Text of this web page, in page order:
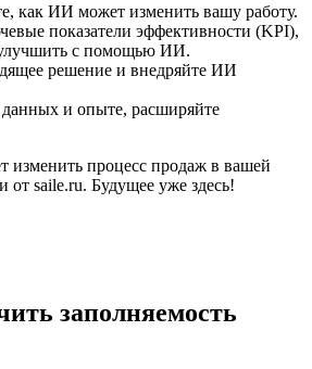
как ИИ может изменить вашу работу.
показатели эффективности (KPI),
с помощью ИИ.
решение и внедряйте ИИ
и опыте, расширяйте
изменить процесс продаж в вашей
saile.ru. Будущее уже здесь!
заполняемость